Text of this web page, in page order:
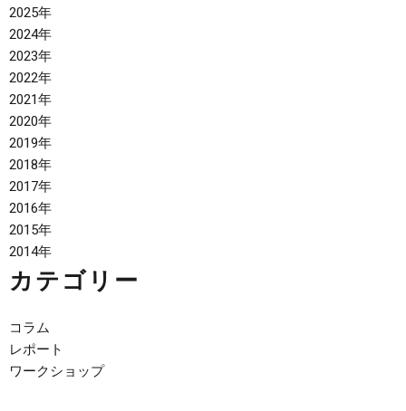
2025年
2024年
2023年
2022年
2021年
2020年
2019年
2018年
2017年
2016年
2015年
2014年
カテゴリー
コラム
レポート
ワークショップ